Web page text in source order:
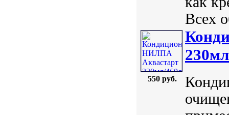
Всех
550 руб.